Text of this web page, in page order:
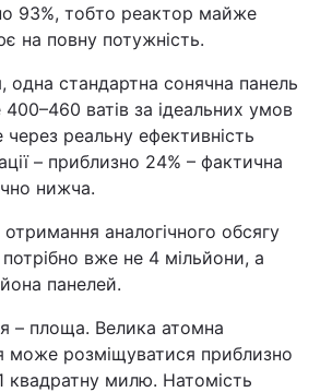
93%, тобто реактор майже
на повну потужність.
одна стандартна сонячна панель
ватів за ідеальних умов
через реальну ефективність
– приблизно 24% – фактична
нижча.
аналогічного обсягу
потрібно вже не 4 мільйони, а
панелей.
– площа. Велика атомна
може розміщуватися приблизно
квадратну милю. Натомість